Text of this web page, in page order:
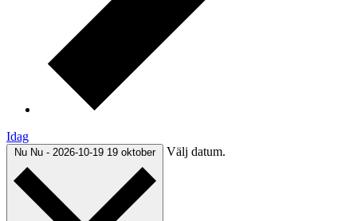
Idag
Nu Nu - 2026-10-19 19 oktober Välj datum.